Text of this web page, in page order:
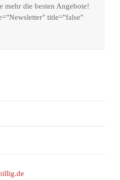
mehr die besten Angebote!
title="false"